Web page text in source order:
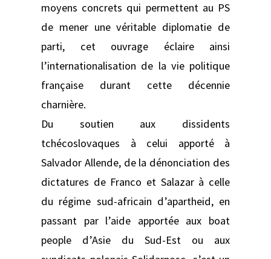
moyens concrets qui permettent au PS
de mener une véritable diplomatie de
parti, cet ouvrage éclaire ainsi
l’internationalisation de la vie politique
française durant cette décennie
charnière.
Du soutien aux dissidents
tchécoslovaques à celui apporté à
Salvador Allende, de la dénonciation des
dictatures de Franco et Salazar à celle
du régime sud-africain d’apartheid, en
passant par l’aide apportée aux boat
people d’Asie du Sud-Est ou aux